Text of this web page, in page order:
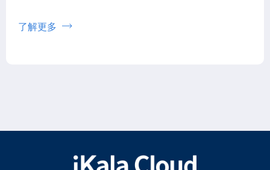
了解更多